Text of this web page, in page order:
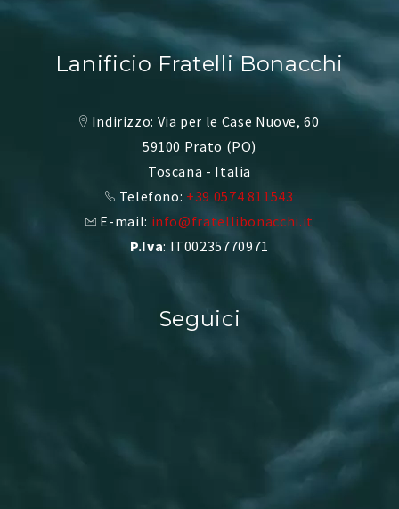
Lanificio Fratelli Bonacchi
Indirizzo: Via per le Case Nuove, 60
59100 Prato (PO)
Toscana - Italia
Telefono: +39 0574 811543
E-mail: info@fratellibonacchi.it
P.Iva: IT00235770971
Seguici